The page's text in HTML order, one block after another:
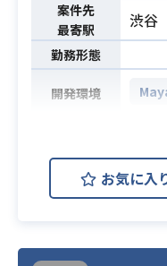
案件先
最寄駅
渋谷
勤務形態
開発環境
業務内容
大
用さ
ゲー
びカ
お気に入